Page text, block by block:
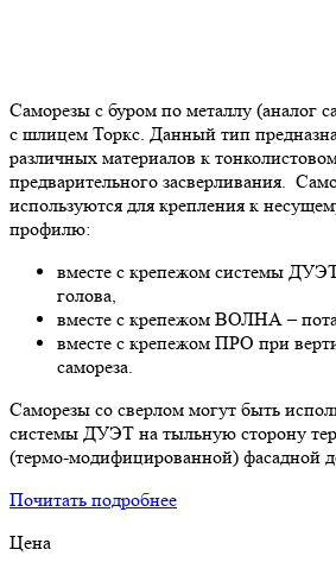
Саморезы с буром по металлу (аналог
с шлицем Торкс. Данный тип
различных материалов к
предварительного засверливания.
используются для крепления к
профилю:
вместе с крепежом системы
голова,
вместе с крепежом ВОЛНА –
вместе с крепежом ПРО при
самореза.
Саморезы со сверлом могут быть
системы ДУЭТ на тыльную сторону
(термо-модифицированной) фасадной
Почитать подробнее
Цена